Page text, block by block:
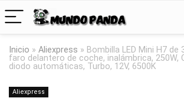
Inicio » Aliexpress » Bombilla LED Mini H7 de
faro delantero de coche, inalámbrica, 250W,
diodo automáticas, Turbo, 12V, 6500K
Aliexpress